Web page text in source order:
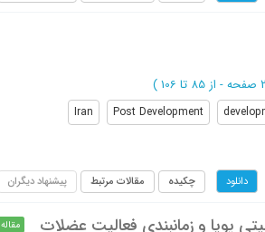
از 85 تا 106 )
Post Development
Iran
دانلود چکیده مقالات مرتبط پیشنهاد دیگران
پویا و زمانبندی فعالیت عضلات
مقاله